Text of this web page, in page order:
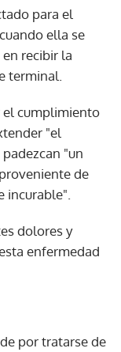
para el
ella se
recibir la
terminal.
el cumplimiento
"el
"un
de
incurable".
dolores y
enfermedad
por tratarse de